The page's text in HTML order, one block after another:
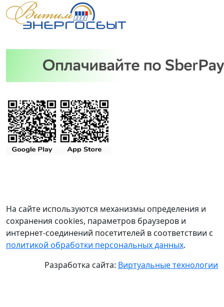
На сайте используются механизмы определения и
сохранения cookies, параметров браузеров и
интернет-соединений посетителей в соответствии с
политикой обработки персональных данных.
Разработка сайта: Виртуальные технологии